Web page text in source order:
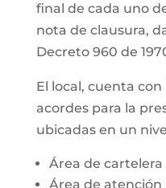
final de cada uno
nota de clausura,
Decreto 960 de
El local, cuenta
acordes para la
ubicadas en un
Área de cartelera
Área de atención